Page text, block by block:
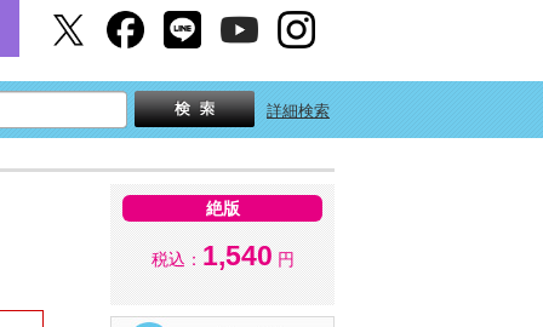
詳細検索
絶版
税込： 1,540 円